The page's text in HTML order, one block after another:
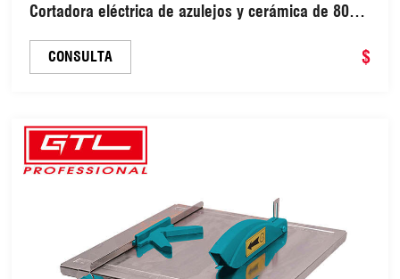
Cortadora eléctrica de azulejos y cerámica de 800
CONSULTA $